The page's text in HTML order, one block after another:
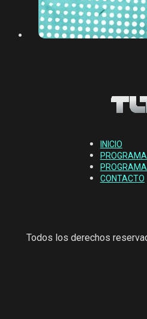
INICIO
CONTACTO
Todos los derechos